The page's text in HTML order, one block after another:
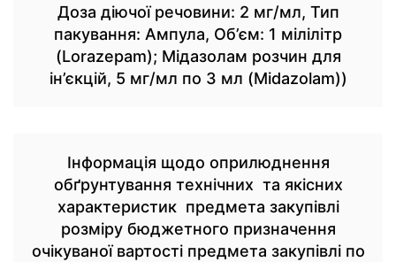
Доза діючої речовини: 2 мг/мл, Тип
пакування: Ампула, Об’єм: 1 мілілітр
(Lorazepam); Мідазолам розчин для
ін’єкцій, 5 мг/мл по 3 мл (Midazolam))
Інформація щодо оприлюднення
обґрунтування технічних та якісних
характеристик предмета закупівлі
розміру бюджетного призначення
очікуваної вартості предмета закупівлі по